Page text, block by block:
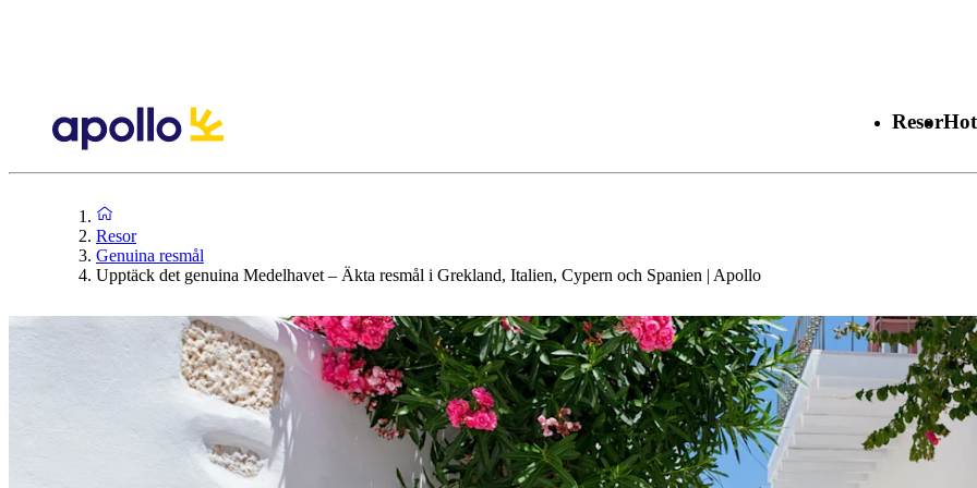
Resor
Resor
Genuina resmål
Upptäck det genuina Medelhavet – Äkta resmål i Grekland, Italien, Cypern och Spanien | Apollo